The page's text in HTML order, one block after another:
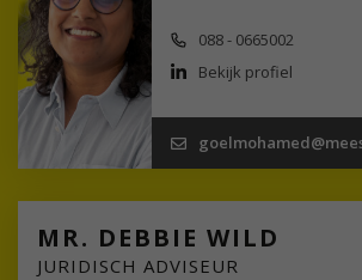
088 - 0665002
Bekijk profiel
MR. DEBBIE WILD
JURIDISCH ADVISEUR